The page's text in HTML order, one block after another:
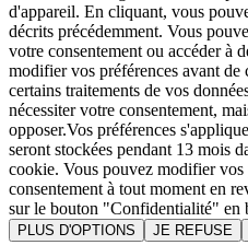
d'appareil. En cliquant, vous
décrits précédemment. Vous
votre consentement ou accéder à
modifier vos préférences avant
certains traitements de vos
nécessiter votre consentement,
opposer.Vos préférences
seront stockées pendant 13 mois
cookie. Vous pouvez modifier
consentement à tout moment en
sur le bouton "Confidentialité" en
PLUS D'OPTIONS JE REFUSE